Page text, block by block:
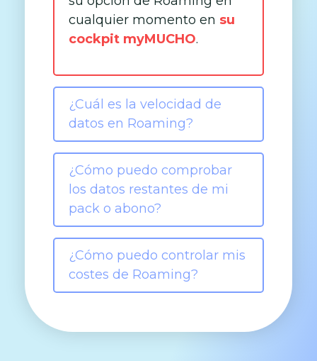
cualquier momento en su
cockpit myMUCHO.
¿Cuál es la velocidad de
datos en Roaming?
¿Cómo puedo comprobar
los datos restantes de mi
pack o abono?
¿Cómo puedo controlar mis
costes de Roaming?